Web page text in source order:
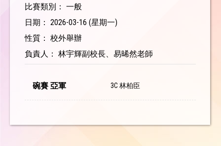
比賽類別： 一般
日期： 2026-03-16 (星期一)
性質： 校外舉辦
負責人： 林宇輝副校長、易晞然老師
碗賽 亞軍 3C 林柏臣